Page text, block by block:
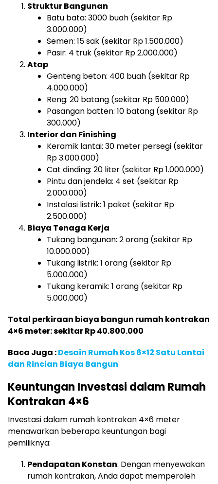
Struktur Bangunan
Batu bata: 3000 buah (sekitar Rp
3.000.000)
Semen: 15 sak (sekitar Rp 1.500.000)
Pasir: 4 truk (sekitar Rp 2.000.000)
Atap
Genteng beton: 400 buah (sekitar Rp
4.000.000)
Reng: 20 batang (sekitar Rp 500.000)
Pasangan batten: 10 batang (sekitar Rp
300.000)
Interior dan Finishing
Keramik lantai: 30 meter persegi (sekitar
Rp 3.000.000)
Cat dinding: 20 liter (sekitar Rp 1.000.000)
Pintu dan jendela: 4 set (sekitar Rp
2.000.000)
Instalasi listrik: 1 paket (sekitar Rp
2.500.000)
Biaya Tenaga Kerja
Tukang bangunan: 2 orang (sekitar Rp
10.000.000)
Tukang listrik: 1 orang (sekitar Rp
5.000.000)
Tukang keramik: 1 orang (sekitar Rp
5.000.000)
Total perkiraan biaya bangun rumah kontrakan
4×6 meter: sekitar Rp 40.800.000
Baca Juga :Desain Rumah Kos 6×12 Satu Lantai
dan Rincian Biaya Bangun
Keuntungan Investasi dalam Rumah
Kontrakan 4×6
Investasi dalam rumah kontrakan 4×6 meter
menawarkan beberapa keuntungan bagi
pemiliknya:
Pendapatan Konstan: Dengan menyewakan
rumah kontrakan, Anda dapat memperoleh